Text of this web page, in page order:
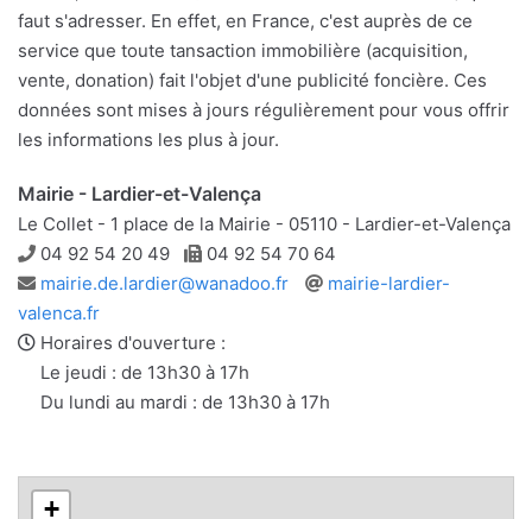
faut s'adresser. En effet, en France, c'est auprès de ce
service que toute tansaction immobilière (acquisition,
vente, donation) fait l'objet d'une publicité foncière. Ces
données sont mises à jours régulièrement pour vous offrir
les informations les plus à jour.
Mairie - Lardier-et-Valença
Le Collet - 1 place de la Mairie - 05110 - Lardier-et-Valença
Téléphone
04 92 54 20 49 Télécopie
04 92 54 70 64
Adresse
e-
mail
mairie.de.lardier@wanadoo.fr
Site
mairie-lardier-
valenca.fr
Horaires d'ouverture :
Le jeudi : de 13h30 à 17h
Du lundi au mardi : de 13h30 à 17h
+